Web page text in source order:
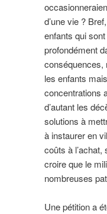
d’une vie ?
enfants qui
profondément
conséquences,
les enfants
concentrations
d’autant les
solutions à
à instaurer en
coûts à
croire que le
nombreuses
Une pétition a